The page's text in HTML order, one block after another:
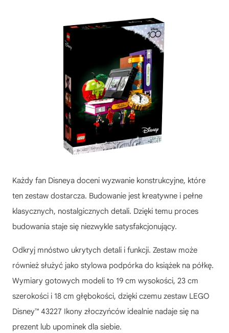
Każdy fan Disneya doceni wyzwanie konstrukcyjne, które
ten zestaw dostarcza. Budowanie jest kreatywne i pełne
klasycznych, nostalgicznych detali. Dzięki temu proces
budowania staje się niezwykle satysfakcjonujący.
Odkryj mnóstwo ukrytych detali i funkcji. Zestaw może
również służyć jako stylowa podpórka do książek na półkę.
Wymiary gotowych modeli to 19 cm wysokości, 23 cm
szerokości i 18 cm głębokości, dzięki czemu zestaw LEGO
Disney™ 43227 Ikony złoczyńców idealnie nadaje się na
prezent lub upominek dla siebie.